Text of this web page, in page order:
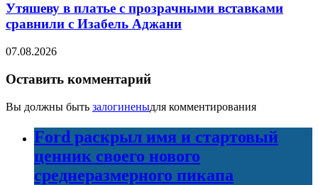
Утяшеву в платье с прозрачными вставками
сравнили с Изабель Аджани
07.08.2026
Оставить комментарий
Вы должны быть залогиненыдля комментирования
Ford раскрыл имя и стартовый
ценник своего нового
среднеразмерного пикапа